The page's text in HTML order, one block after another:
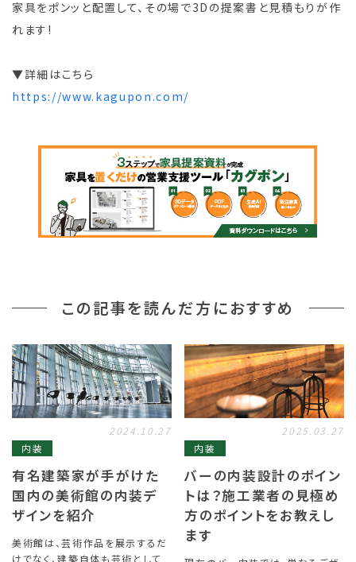
家具をポンッと配置して、その場で3Dの提案書と見積もりが作
れます!
▼詳細はこちら
https://www.kagupon.com/
この記事を読んだ方におすすめ
内装
2024.10.27
有名建築家が手がけた
国内の美術館の内装デ
ザインを紹介
美術館は、芸術作品を展示するだ
けでなく、建築自体も芸術として
内装
2025.03.27
バーの内装設計のポイン
トは？施工業者の見極め
方のポイントをお教えし
ます